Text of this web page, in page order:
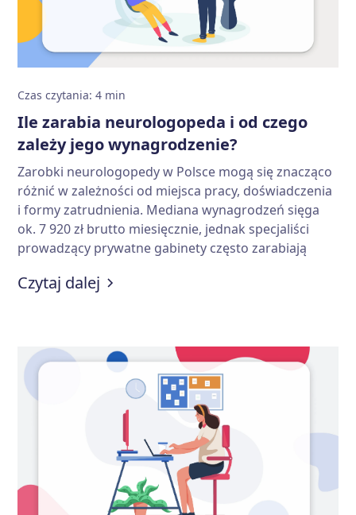
Czas czytania:4 min
Ile zarabia neurologopeda i od czego
zależy jego wynagrodzenie?
Zarobki neurologopedy w Polsce mogą się znacząco
różnić w zależności od miejsca pracy, doświadczenia
i formy zatrudnienia. Mediana wynagrodzeń sięga
ok. 7 920 zł brutto miesięcznie, jednak specjaliści
prowadzący prywatne gabinety często zarabiają
jakie czynniki mają największe znaczenie?
Czytaj dalej :Ile zarabia neurologopeda i od